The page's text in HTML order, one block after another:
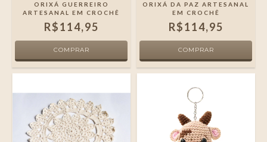
ORIXÁ GUERREIRO
ARTESANAL EM CROCHÊ
R$114,95
ORIXÁ DA PAZ ARTESANAL
EM CROCHÊ
R$114,95